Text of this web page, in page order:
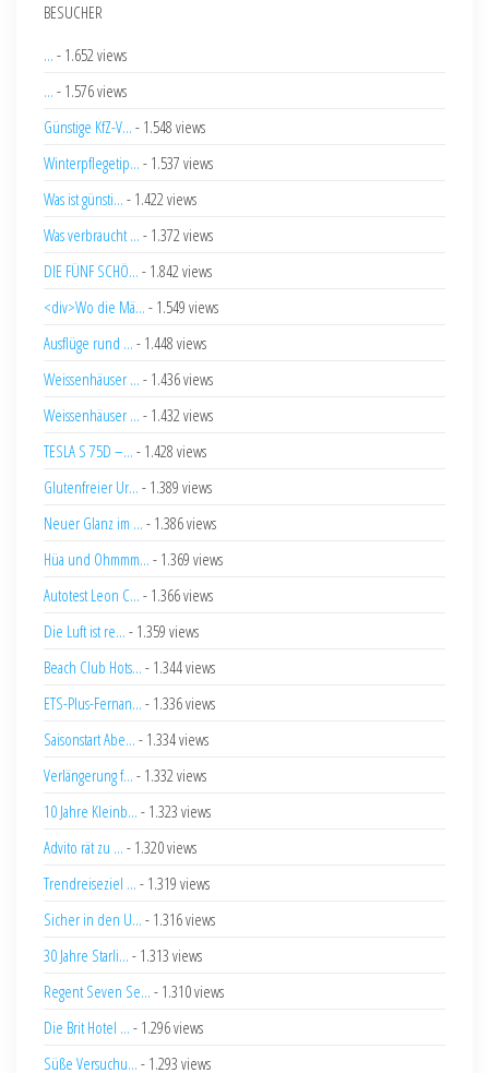
BESUCHER
... - 1.652 views
... - 1.576 views
Günstige KfZ-V... - 1.548 views
Winterpflegetip... - 1.537 views
Was ist günsti... - 1.422 views
Was verbraucht ... - 1.372 views
DIE FÜNF SCHÖ... - 1.842 views
<div>Wo die Mä... - 1.549 views
Ausflüge rund ... - 1.448 views
Weissenhäuser ... - 1.436 views
Weissenhäuser ... - 1.432 views
TESLA S 75D –... - 1.428 views
Glutenfreier Ur... - 1.389 views
Neuer Glanz im ... - 1.386 views
Hüa und Ohmmm... - 1.369 views
Autotest Leon C... - 1.366 views
Die Luft ist re... - 1.359 views
Beach Club Hots... - 1.344 views
ETS-Plus-Fernan... - 1.336 views
Saisonstart Abe... - 1.334 views
Verlängerung f... - 1.332 views
10 Jahre Kleinb... - 1.323 views
Advito rät zu ... - 1.320 views
Trendreiseziel ... - 1.319 views
Sicher in den U... - 1.316 views
30 Jahre Starli... - 1.313 views
Regent Seven Se... - 1.310 views
Die Brit Hotel ... - 1.296 views
Süße Versuchu... - 1.293 views